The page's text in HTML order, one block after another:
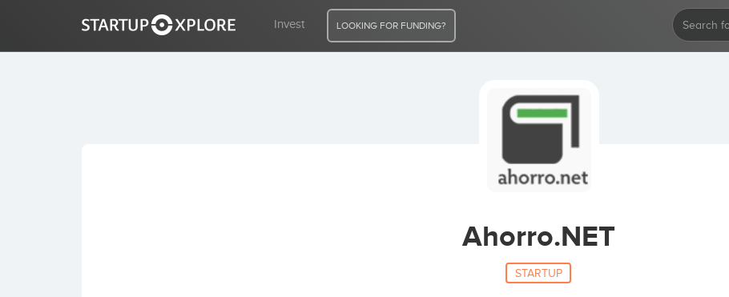
Invest LOOKING FOR FUNDING?
Ahorro.NET
STARTUP